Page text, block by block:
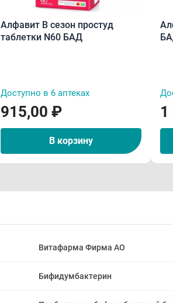
Алфавит В сезон простуд
таблетки N60 БАД
Доступно в 6 аптеках
915,00 ₽
В корзину
1
Витафарма Фирма АО
Бифидумбактерин